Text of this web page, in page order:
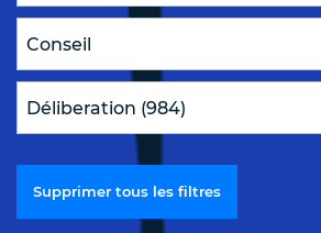
Supprimer tous les filtres